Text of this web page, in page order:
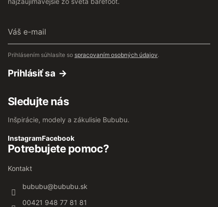
e-
mail
Prihlásením súhlasíte so spracovaním osobných údajov.
Prihlásiť sa
Sledujte nás
Inšpirácie, modely a zákulisie Bububu.
InstagramFacebook
Potrebujete pomoc?
Kontakt
bububu@bububu.sk
00421 948 77 81 81